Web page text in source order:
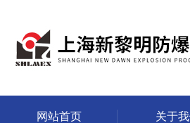
网站首页 关于